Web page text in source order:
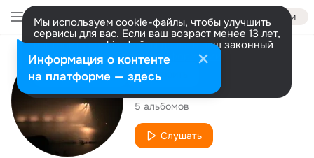
Войти
Мы используем cookie-файлы, чтобы улучшить
сервисы для вас. Если ваш возраст менее 13 лет,
настроить cookie-файлы должен ваш законный
представитель. Больше информации
Разрешить все Настроить
Исполнитель
zoépb
5 альбомов
Слушать
Информация о контенте
на платформе — здесь